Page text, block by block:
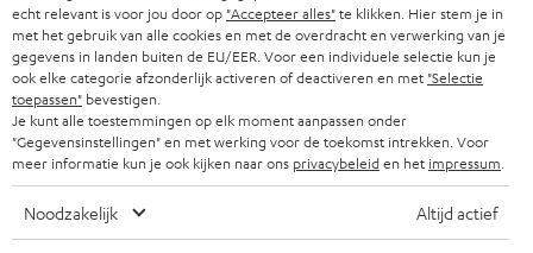
echt relevant is voor jou door op "Accepteer alles"te klikken. Hier stem je in
met het gebruik van alle cookies en met de overdracht en verwerking van je
gegevens in landen buiten de EU/EER. Voor een individuele selectie kun je
ook elke categorie afzonderlijk activeren of deactiveren en met "Selectie
toepassen" bevestigen.
Je kunt alle toestemmingen op elk moment aanpassen onder
"Gegevensinstellingen" en met werking voor de toekomst intrekken. Voor
meer informatie kun je ook kijken naar ons privacybeleiden het impressum
Noodzakelijk Altijd actief